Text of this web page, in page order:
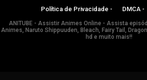
Política de Privacidade - DMCA -
ANITUBE - Assistir Animes Online - Assista
Animes, Naruto Shippuuden, Bleach, Fairy Tail,
hd e muito mais!!